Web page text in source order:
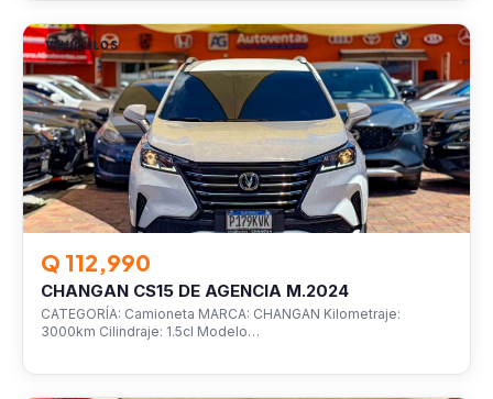
VEHÍCULOS
Q 112,990
CHANGAN CS15 DE AGENCIA M.2024
CATEGORÍA: Camioneta MARCA: CHANGAN Kilometraje:
3000km Cilindraje: 1.5cl Modelo…